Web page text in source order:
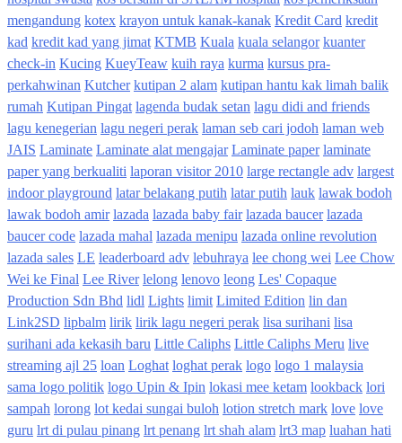
mengandung kotex krayon untuk kanak-kanak Kredit Card kredit
kad kredit kad yang jimat KTMB Kuala kuala selangor kuanter
check-in Kucing KueyTeaw kuih raya kurma kursus pra-
perkahwinan Kutcher kutipan 2 alam kutipan hantu kak limah balik
rumah Kutipan Pingat lagenda budak setan lagu didi and friends
lagu kenegerian lagu negeri perak laman seb cari jodoh laman web
JAIS Laminate Laminate alat mengajar Laminate paper laminate
paper yang berkualiti laporan visitor 2010 large rectangle adv largest
indoor playground latar belakang putih latar putih lauk lawak bodoh
lawak bodoh amir lazada lazada baby fair lazada baucer lazada
baucer code lazada mahal lazada menipu lazada online revolution
lazada sales LE leaderboard adv lebuhraya lee chong wei Lee Chow
Wei ke Final Lee River lelong lenovo leong Les' Copaque
Production Sdn Bhd lidl Lights limit Limited Edition lin dan
Link2SD lipbalm lirik lirik lagu negeri perak lisa surihani lisa
surihani ada kekasih baru Little Caliphs Little Caliphs Meru live
streaming ajl 25 loan Loghat loghat perak logo logo 1 malaysia
sama logo politik logo Upin & Ipin lokasi mee ketam lookback lori
sampah lorong lot kedai sungai buloh lotion stretch mark love love
guru lrt di pulau pinang lrt penang lrt shah alam lrt3 map luahan hati